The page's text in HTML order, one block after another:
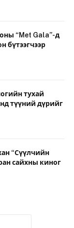
“Met Gala”-д
бүтээгчээр
тухай
түүний дүрийг
“Сүүлчийн
сайхны киног